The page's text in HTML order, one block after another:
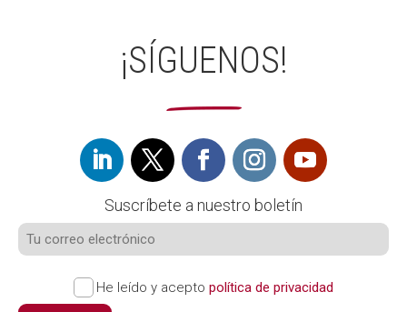
¡SÍGUENOS!
Suscríbete a nuestro boletín
He leído y acepto política de privacidad